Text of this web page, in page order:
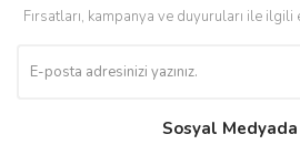
Fırsatları, kampanya ve duyuruları ile
Sosyal Medyada